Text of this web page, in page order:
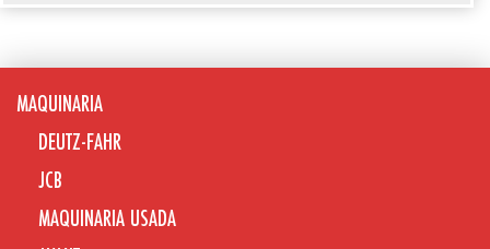
MAQUINARIA
DEUTZ-FAHR
JCB
MAQUINARIA USADA